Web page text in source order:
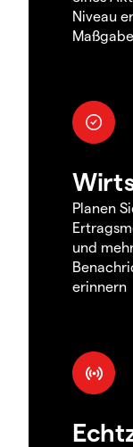
Niveau
Planen
und
erinnern